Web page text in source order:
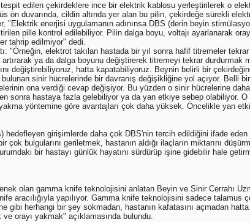
edilen çekirdeklere ince bir elektrik kablosu yerleştirilerek o
ön duvarında, cildin altında yer alan bu pilin, çekirdeğe sürekli
"Elektrik enerjisi uygulamanın adınınsa DBS (derin beyin
pille kontrol edilebiliyor. Pilin dalga boyu, voltajı ayarlanarak
tahrip edilmiyor" dedi.
"Örneğin, elektrot takılan hastada bir yıl sonra hafif titremeler
ya da dalga boyunu değiştirerek titremeyi tekrar durdurmak
değiştirebiliyoruz, hatta kapatabiliyoruz. Beynin belirli bir
sinir hücrelerinde bir davranış değişikliğine yol açıyor. Belli
ona verdiği cevap değişiyor. Bu yüzden o sinir hücrelerine
sonra hastaya fazla gelebiliyor ya da yan etkiye sebep olabiliyor. O
yöntemine göre avantajları çok daha yüksek. Öncelikle yan
hedefleyen girişimlerde daha çok DBS'nin tercih edildiğini ifade
çok bulgularını geriletmek, hastanın aldığı ilaçların miktarını
bir hastayı günlük hayatını sürdürüp işine gidebilir hale
olan gamma knife teknolojisini anlatan Beyin ve Sinir Cerrahı
aracılığıyla yapılıyor. Gamma knife teknolojisini sadece talamus
gibi herhangi bir şey sokmadan, hastanın kafatasını açmadan
orayı yakmak" açıklamasında bulundu.